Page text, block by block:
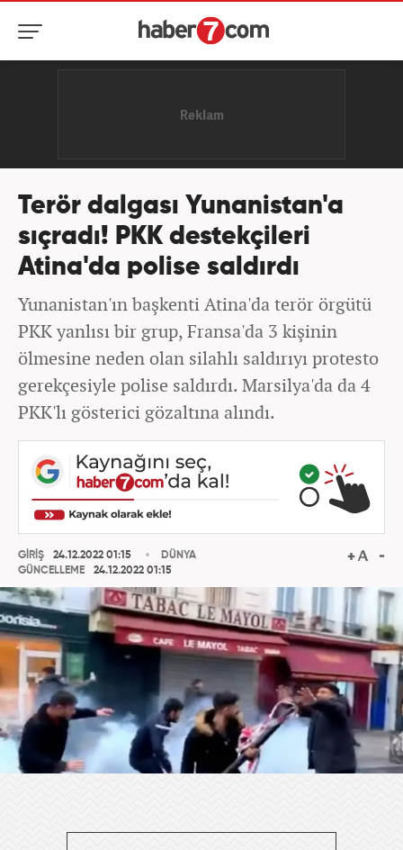
Terör dalgası Yunanistan'a
sıçradı! PKK destekçileri
Atina'da polise saldırdı
Yunanistan'ın başkenti Atina'da terör örgütü
PKK yanlısı bir grup, Fransa'da 3 kişinin
ölmesine neden olan silahlı saldırıyı protesto
gerekçesiyle polise saldırdı. Marsilya'da da 4
PKK'lı gösterici gözaltına alındı.
GİRİŞ
24.12.2022 01:15
GÜNCELLEME
24.12.2022 01:15
DÜNYA